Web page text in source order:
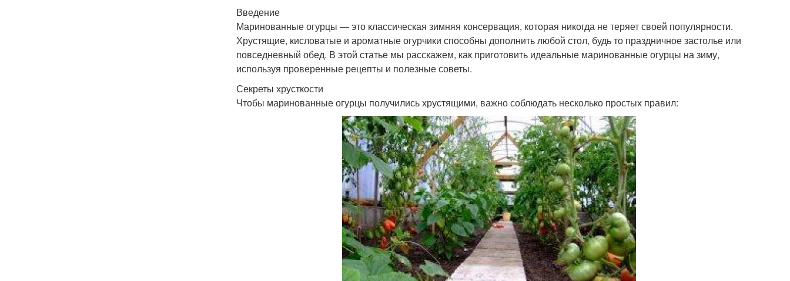
Введение
Маринованные огурцы — это классическая зимняя консервация, которая никогда не теряет своей популярности.
Хрустящие, кисловатые и ароматные огурчики способны дополнить любой стол, будь то праздничное застолье или
повседневный обед. В этой статье мы расскажем, как приготовить идеальные маринованные огурцы на зиму,
используя проверенные рецепты и полезные советы.
Секреты хрусткости
Чтобы маринованные огурцы получились хрустящими, важно соблюдать несколько простых правил: